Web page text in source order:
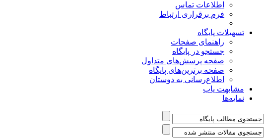
اطلاعات تماس
فرم برقراری ارتباط
تسهیلات پایگاه
راهنمای صفحات
جستجو در پایگاه
صفحه پرسش‌های متداول
صفحه برترین‌های پایگاه
اطلاع‌رسانی به دوستان
مشابهت یاب
نمایه‌ها